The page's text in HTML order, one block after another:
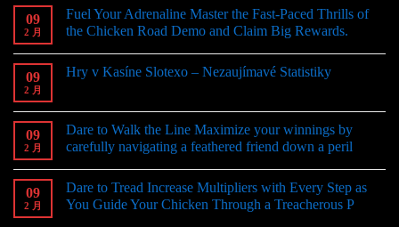
09
2 月
Fuel Your Adrenaline Master the Fast-Paced Thrills of
the Chicken Road Demo and Claim Big Rewards.
09
2 月
Hry v Kasíne Slotexo – Nezaujímavé Statistiky
09
2 月
Dare to Walk the Line Maximize your winnings by
carefully navigating a feathered friend down a peril
09
2 月
Dare to Tread Increase Multipliers with Every Step as
You Guide Your Chicken Through a Treacherous P